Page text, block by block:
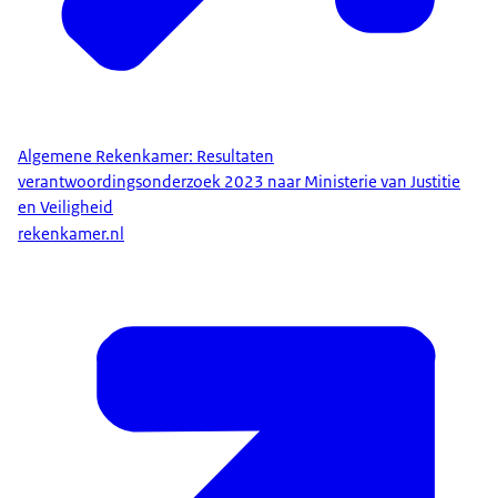
Algemene Rekenkamer: Resultaten
verantwoordingsonderzoek 2023 naar Ministerie van Justitie
en Veiligheid
rekenkamer.nl